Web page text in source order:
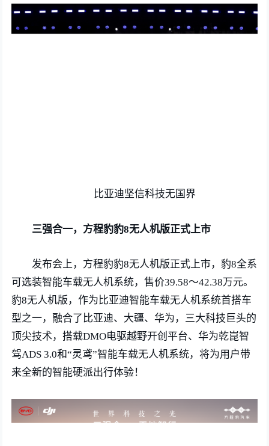
比亚迪坚信科技无国界
三强合一，方程豹豹8无人机版正式上市
发布会上，方程豹豹8无人机版正式上市，豹8全系
可选装智能车载无人机系统，售价39.58～42.38万元。
豹8无人机版，作为比亚迪智能车载无人机系统首搭车
型之一，融合了比亚迪、大疆、华为，三大科技巨头的
顶尖技术，搭载DMO电驱越野开创平台、华为乾崑智
驾ADS 3.0和“灵鸢”智能车载无人机系统，将为用户带
来全新的智能硬派出行体验！